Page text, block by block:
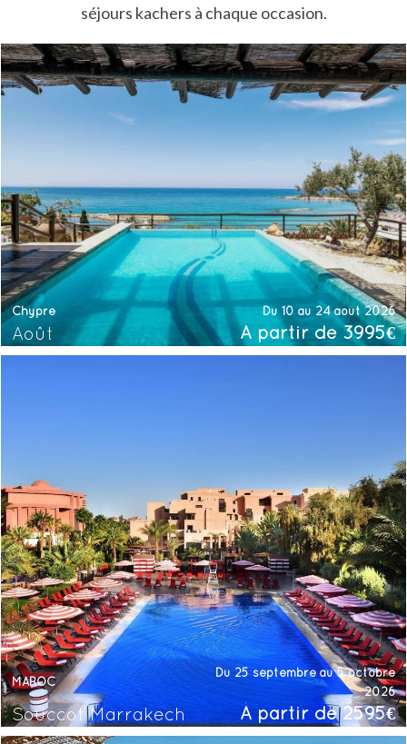
séjours kachers à chaque occasion.
Chypre Du 10 au 24 août 2026
Août À partir de 3995€
MAROC
Du 25 septembre au 5 octobre
2026
Souccot Marrakech À partir de 2595€